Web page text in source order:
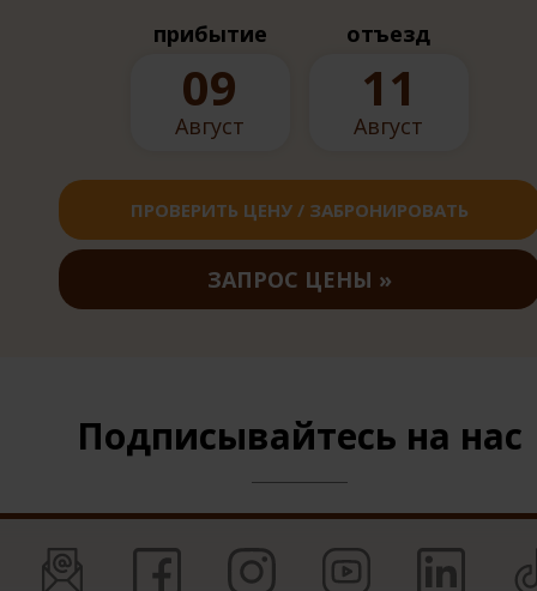
прибытие
09
Август
отъезд
11
Август
ПРОВЕРИТЬ ЦЕНУ / ЗАБРОНИРОВАТЬ
ЗАПРОС ЦЕНЫ
Подписывайтесь на нас